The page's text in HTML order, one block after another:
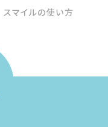
スマイルの使い方